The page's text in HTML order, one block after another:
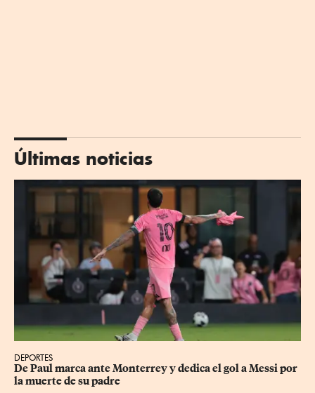
Últimas noticias
DEPORTES
De Paul marca ante Monterrey y dedica el gol a Messi por
la muerte de su padre